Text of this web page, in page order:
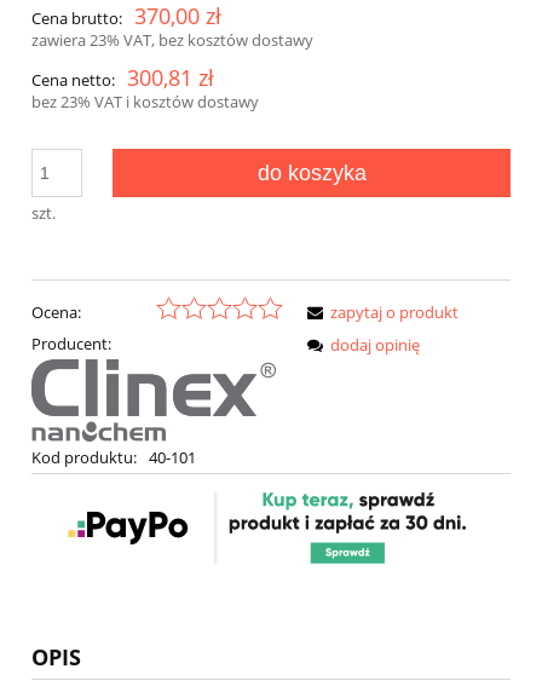
Cena brutto: 370,00 zł
zawiera 23% VAT, bez kosztów dostawy
Cena netto: 300,81 zł
bez 23% VAT i kosztów dostawy
szt.
do koszyka
Ocena:
Producent:
Kod produktu: 40-101
zapytaj o produkt
dodaj opinię
OPIS